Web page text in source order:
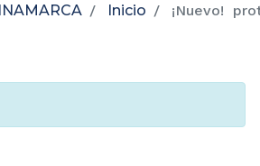
Inicio ¡Nuevo!